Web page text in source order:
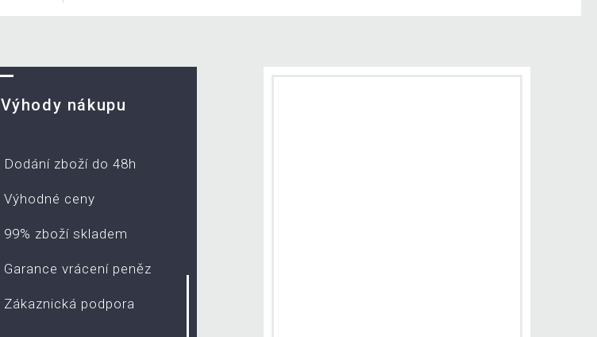
Výhody nákupu
Dodání zboží do 48h
Výhodné ceny
99% zboží skladem
Garance vrácení peněz
Zákaznická podpora